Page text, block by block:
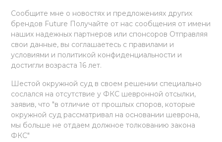
Сообщите мне о новостях и предложениях других
брендов Future Получайте от нас сообщения от имени
наших надежных партнеров или спонсоров Отправляя
свои данные, вы соглашаетесь с правилами и
условиями и политикой конфиденциальности и
достигли возраста 16 лет.
Шестой окружной суд в своем решении специально
сослался на отсутствие у ФКС шевронной отсылки,
заявив, что "в отличие от прошлых споров, которые
окружной суд рассматривал на основании шеврона,
мы больше не отдаем должное толкованию закона
ФКС"